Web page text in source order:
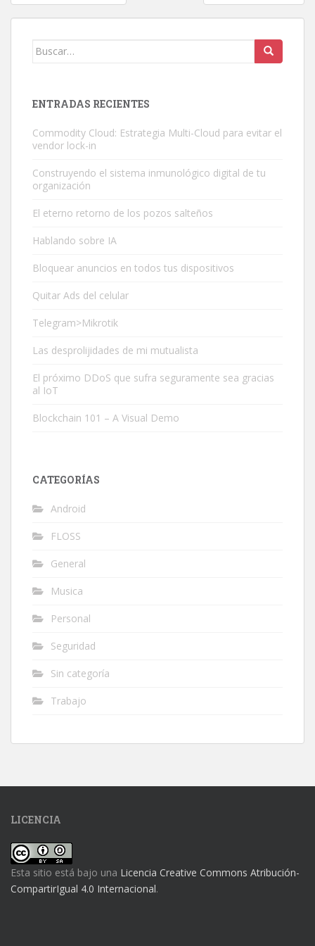
de
entradas
Buscar:
ENTRADAS RECIENTES
Commodity Cloud: Estrategia Multi-Cloud para evitar el
vendor lock-in
Construyendo el sistema inmunológico digital de tu
organización
El eterno retorno de los pozos salteños
Hablando sobre IA
Bloquear anuncios en todos tus dispositivos
Quitar Ads del celular
Telegram>Mikrotik
Las desprolijidades de mi mutualista
El próximo DDoS que sufra seguramente sea gracias
al IoT
Blockchain 101 – A Visual Demo
CATEGORÍAS
Android
FLOSS
General
Musica
Personal
Seguridad
Sin categoría
Trabajo
LICENCIA
Esta sitio está bajo una Licencia Creative Commons Atribución-
CompartirIgual 4.0 Internacional.